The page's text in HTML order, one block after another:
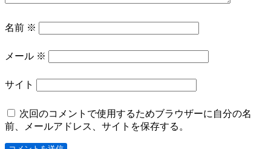
名前 ※
メール ※
サイト
次回のコメントで使用するためブラウザーに自分の名
前、メールアドレス、サイトを保存する。